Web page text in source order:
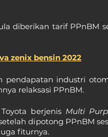
diberikan tarif PPnBM
zenix bensin 2022
pendapatan industri
relaksasi PPnBM.
berjenis Multi
dipotong PPnBM
fiturnya.